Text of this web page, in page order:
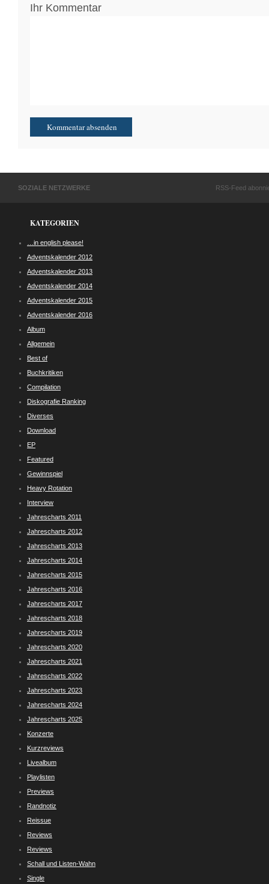
Ihr Kommentar
SOZIALE NETZWERKE RSS-Feed
KATEGORIEN
…in english please!
Adventskalender 2012
Adventskalender 2013
Adventskalender 2014
Adventskalender 2015
Adventskalender 2016
Album
Allgemein
Best of
Buchkritiken
Compilation
Diskografie Ranking
Diverses
Download
EP
Featured
Gewinnspiel
Heavy Rotation
Interview
Jahrescharts 2011
Jahrescharts 2012
Jahrescharts 2013
Jahrescharts 2014
Jahrescharts 2015
Jahrescharts 2016
Jahrescharts 2017
Jahrescharts 2018
Jahrescharts 2019
Jahrescharts 2020
Jahrescharts 2021
Jahrescharts 2022
Jahrescharts 2023
Jahrescharts 2024
Jahrescharts 2025
Konzerte
Kurzreviews
Livealbum
Playlisten
Previews
Randnotiz
Reissue
Reviews
Reviews
Schall und Listen-Wahn
Single